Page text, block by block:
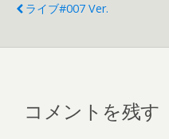
ライブ#007 Ver.
コメントを残す